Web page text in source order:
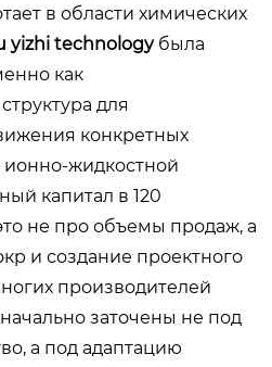
в области химических
yizhi technologyбыла
как
для
конкретных
жидкостной
капитал в 120
не про объемы продаж, а
и создание проектного
производителей
заточены не под
а под адаптацию